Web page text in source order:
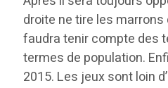
droite ne tire les
faudra tenir compte des
termes de population.
2015. Les jeux sont loin